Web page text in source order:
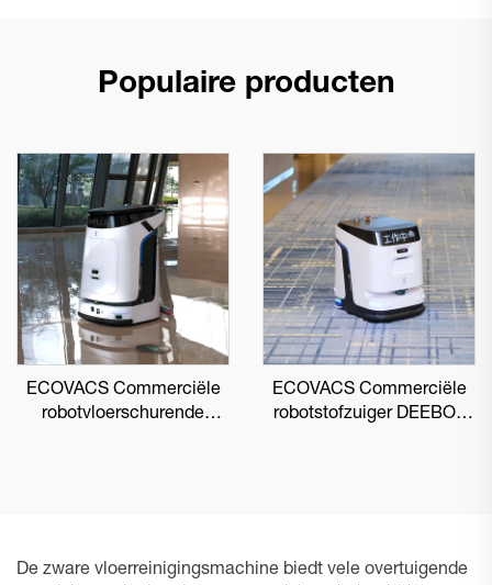
Populaire producten
ECOVACS Commerciële
robotvloerschurende
ECOVACS Commerciële
robotstofzuiger DEEBOT
De zware vloerreinigingsmachine biedt vele overtuigende